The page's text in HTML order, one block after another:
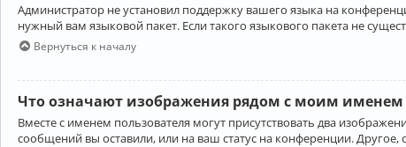
Администратор не установил поддержку вашего языка на
нужный вам языковой пакет. Если такого языкового пакета не
Вернуться к началу
Что означают изображения рядом с моим именем
Вместе с именем пользователя могут присутствовать два
сообщений вы оставили, или на ваш статус на конференции.